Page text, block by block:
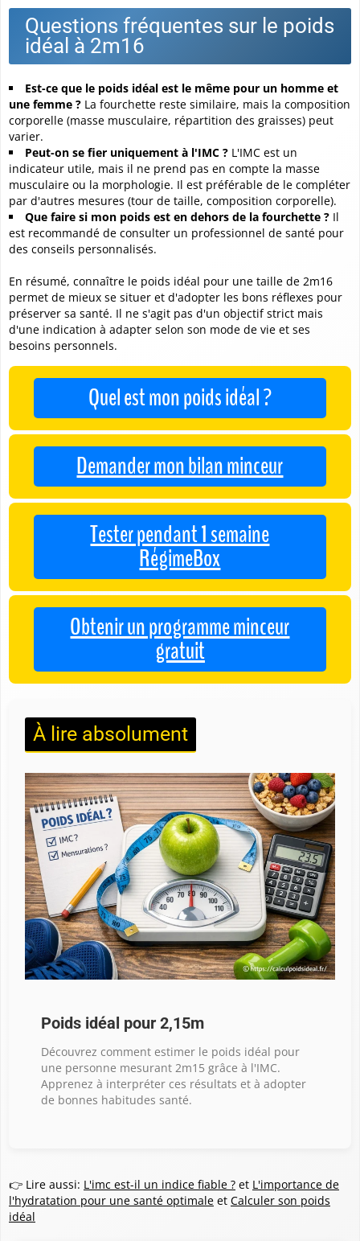
Questions fréquentes sur le poids
idéal à 2m16
Est-ce que le poids idéal est le même pour un homme et
une femme ? La fourchette reste similaire, mais la composition
corporelle (masse musculaire, répartition des graisses) peut
varier.
Peut-on se fier uniquement à l'IMC ? L'IMC est un
indicateur utile, mais il ne prend pas en compte la masse
musculaire ou la morphologie. Il est préférable de le compléter
par d'autres mesures (tour de taille, composition corporelle).
Que faire si mon poids est en dehors de la fourchette ? Il
est recommandé de consulter un professionnel de santé pour
des conseils personnalisés.
En résumé, connaître le poids idéal pour une taille de 2m16
permet de mieux se situer et d'adopter les bons réflexes pour
préserver sa santé. Il ne s'agit pas d'un objectif strict mais
d'une indication à adapter selon son mode de vie et ses
besoins personnels.
Quel est mon poids idéal ?
Demander mon bilan minceur
Tester pendant 1 semaine
RégimeBox
Obtenir un programme minceur
gratuit
À lire absolument
Poids idéal pour 2,15m
Découvrez comment estimer le poids idéal pour
une personne mesurant 2m15 grâce à l'IMC.
Apprenez à interpréter ces résultats et à adopter
de bonnes habitudes santé.
👉 Lire aussi: L'imc est-il un indice fiable ? et L'importance de
l'hydratation pour une santé optimale et Calculer son poids
idéal